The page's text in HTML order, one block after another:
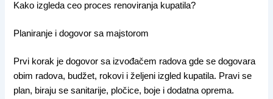
Kako izgleda ceo proces renoviranja kupatila?
Planiranje i dogovor sa majstorom
Prvi korak je dogovor sa izvođačem radova gde se dogovara
obim radova, budžet, rokovi i željeni izgled kupatila. Pravi se
plan, biraju se sanitarije, pločice, boje i dodatna oprema.